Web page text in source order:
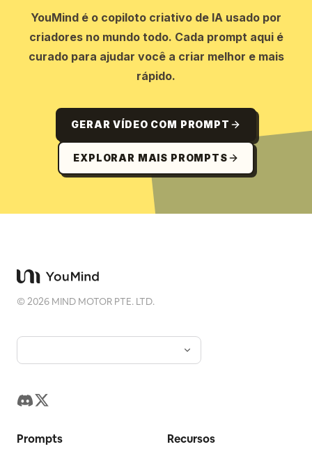
YouMind é o copiloto criativo de IA usado por
criadores no mundo todo. Cada prompt aqui é
curado para ajudar você a criar melhor e mais
rápido.
GERAR VÍDEO COM PROMPT
EXPLORAR MAIS PROMPTS
©2026 MIND MOTOR PTE. LTD.
Prompts Recursos